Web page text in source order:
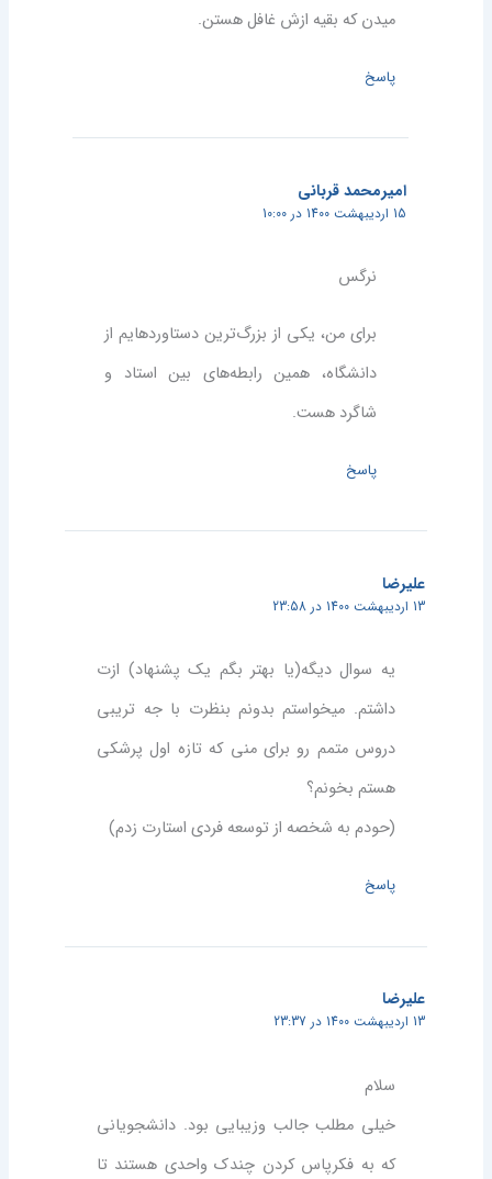
میدن که بقیه ازش غافل هستن.
پاسخ
امیرمحمد قربانی
15 اردیبهشت 1400 در 10:00
نرگس
برای من، یکی از بزرگ‌ترین دستاوردهایم از
دانشگاه، همین رابطه‌های بین استاد و
شاگرد هست.
پاسخ
علیرضا
13 اردیبهشت 1400 در 23:58
یه سوال دیگه(یا بهتر بگم یک پشنهاد) ازت
داشتم. میخواستم بدونم بنظرت با جه تریبی
دروس متمم رو برای منی که تازه اول پرشکی
هستم بخونم؟
(حودم به شخصه از توسعه فردی استارت زدم)
پاسخ
علیرضا
13 اردیبهشت 1400 در 23:37
سلام
خیلی مطلب جالب وزیبایی بود. دانشجویانی
که به فکرپاس کردن چندک واحدی هستند تا